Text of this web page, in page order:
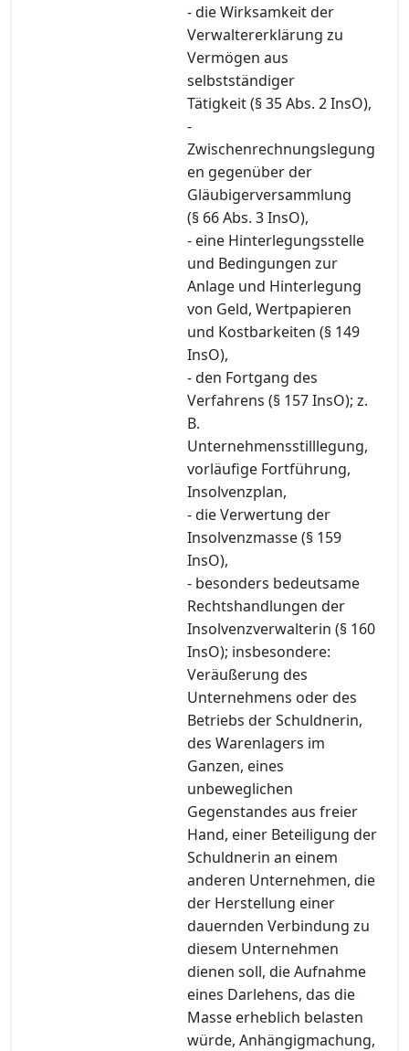
- die Wirksamkeit der
Verwaltererklärung zu
Vermögen aus
selbstständiger
Tätigkeit (§ 35 Abs. 2 InsO),
-
Zwischenrechnungslegung
en gegenüber der
Gläubigerversammlung
(§ 66 Abs. 3 InsO),
- eine Hinterlegungsstelle
und Bedingungen zur
Anlage und Hinterlegung
von Geld, Wertpapieren
und Kostbarkeiten (§ 149
InsO),
- den Fortgang des
Verfahrens (§ 157 InsO); z.
B.
Unternehmensstilllegung,
vorläufige Fortführung,
Insolvenzplan,
- die Verwertung der
Insolvenzmasse (§ 159
InsO),
- besonders bedeutsame
Rechtshandlungen der
Insolvenzverwalterin (§ 160
InsO); insbesondere:
Veräußerung des
Unternehmens oder des
Betriebs der Schuldnerin,
des Warenlagers im
Ganzen, eines
unbeweglichen
Gegenstandes aus freier
Hand, einer Beteiligung der
Schuldnerin an einem
anderen Unternehmen, die
der Herstellung einer
dauernden Verbindung zu
diesem Unternehmen
dienen soll, die Aufnahme
eines Darlehens, das die
Masse erheblich belasten
würde, Anhängigmachung,